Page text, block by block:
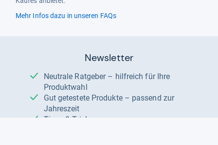
Mehr Infos dazu in unseren FAQs
Newsletter
Neutrale Ratgeber – hilfreich für Ihre
Produktwahl
Gut getestete Produkte – passend zur
Jahreszeit
Tipps & Tricks